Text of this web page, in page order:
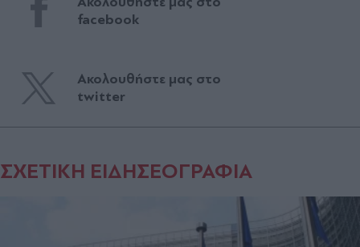
facebook
Ακολουθήστε μας στο
twitter
ΣΧΕΤΙΚΗ ΕΙΔΗΣΕΟΓΡΑΦΙΑ